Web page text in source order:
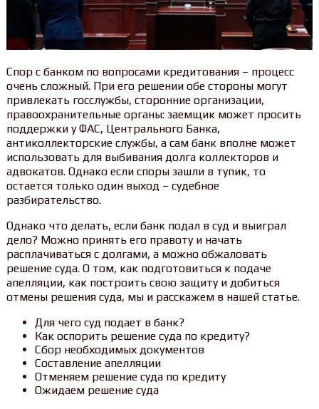
Спор с банком по вопросами кредитования – процесс
очень сложный. При его решении обе стороны могут
привлекать госслужбы, сторонние организации,
правоохранительные органы: заемщик может просить
поддержки у ФАС, Центрального Банка,
антиколлекторские службы, а сам банк вполне может
использовать для выбивания долга коллекторов и
адвокатов. Однако если споры зашли в тупик, то
остается только один выход – судебное
разбирательство.
Однако что делать, если банк подал в суд и выиграл
дело? Можно принять его правоту и начать
расплачиваться с долгами, а можно обжаловать
решение суда. О том, как подготовиться к подаче
апелляции, как построить свою защиту и добиться
отмены решения суда, мы и расскажем в нашей статье.
Для чего суд подает в банк?
Как оспорить решение суда по кредиту?
Сбор необходимых документов
Составление апелляции
Отменяем решение суда по кредиту
Ожидаем решение суда